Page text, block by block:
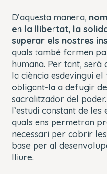
D’aquesta manera,
en la llibertat, la
superar els nostres
quals també formen
humana. Per tant,
la ciència esdevingui el
obligant-la a defugir
sacralitzador del
l’estudi constant de
quals ens permetran
necessari per cobrir
base per al
lliure.